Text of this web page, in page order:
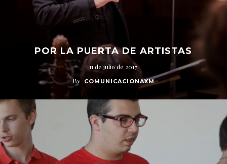
POR LA PUERTA DE ARTISTAS
11 de julio de 2017
By COMUNICACIONAXM